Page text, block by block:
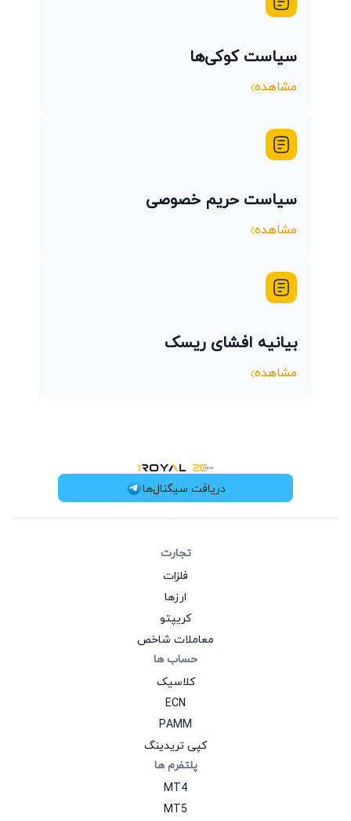
سیاست کوکی‌ها
مشاهده
سیاست حریم خصوصی
مشاهده
بیانیه افشای ریسک
مشاهده
OneRoyal Home
دریافت سیگنال‌ها
تجارت
فلزات
ارزها
کریپتو
معاملات شاخص
حساب‌ ها
کلاسیک
ECN
PAMM
کپی تریدینگ
پلتفرم‌ ها
MT4
MT5